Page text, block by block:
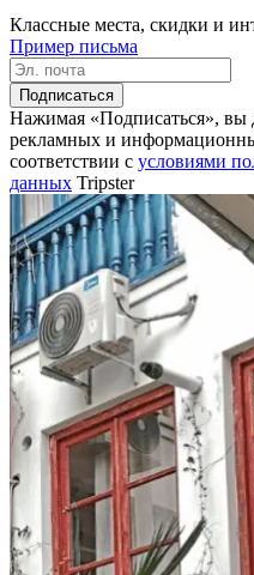
Классные места, скидки и
Пример письма
Подписаться
Нажимая «Подписаться», вы
рекламных и
соответствии c условиями
данных Tripster